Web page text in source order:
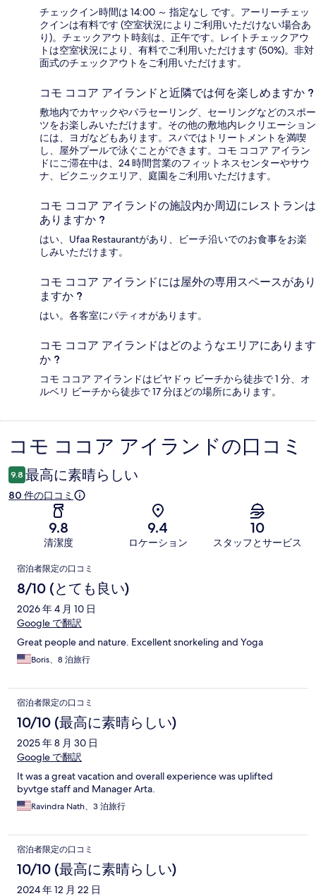
チェックイン時間は 14:00 ～ 指定なし です。アーリーチェッ
クインは有料です (空室状況によりご利用いただけない場合あ
り)。チェックアウト時刻は、正午です。レイトチェックアウ
トは空室状況により、有料でご利用いただけます (50%)。非対
面式のチェックアウトをご利用いただけます。
コモ ココア アイランドと近隣では何を楽しめますか ?
敷地内でカヤックやパラセーリング、セーリングなどのスポー
ツをお楽しみいただけます。その他の敷地内レクリエーション
には、ヨガなどもあります。スパではトリートメントを満喫
し、屋外プールで泳ぐことができます。コモ ココア アイラン
ドにご滞在中は、24 時間営業のフィットネスセンターやサウ
ナ、ピクニックエリア、庭園をご利用いただけます。
コモ ココア アイランドの施設内か周辺にレストランは
ありますか ?
はい、Ufaa Restaurantがあり、ビーチ沿いでのお食事をお楽
しみいただけます。
コモ ココア アイランドには屋外の専用スペースがあり
ますか ?
はい。各客室にパティオがあります。
コモ ココア アイランドはどのようなエリアにあります
か ?
コモ ココア アイランドはビヤドゥ ビーチから徒歩で 1 分、オ
ルベリ ビーチから徒歩で 17 分ほどの場所にあります。
口
コ
ミ
コモ ココア アイランドの口コミ
9.8 最高に素晴らしい
80 件の口コミ
9.8
清潔度
9.4
ロケーション
10
スタッフとサービス
口
コ
ミ
宿泊者限定の口コミ
8/10 (とても良い)
2026 年 4 月 10 日
Google で翻訳
Great people and nature. Excellent snorkeling and Yoga
Boris、8 泊旅行
宿泊者限定の口コミ
10/10 (最高に素晴らしい)
2025 年 8 月 30 日
Google で翻訳
It was a great vacation and overall experience was uplifted
byvtge staff and Manager Arta.
Ravindra Nath、3 泊旅行
宿泊者限定の口コミ
10/10 (最高に素晴らしい)
2024 年 12 月 22 日